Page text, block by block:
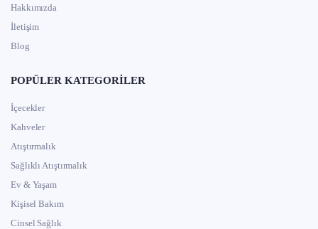
Hakkımızda
İletişim
Blog
POPÜLER KATEGORILER
İçecekler
Kahveler
Atıştırmalık
Sağlıklı Atıştırmalık
Ev & Yaşam
Kişisel Bakım
Cinsel Sağlık